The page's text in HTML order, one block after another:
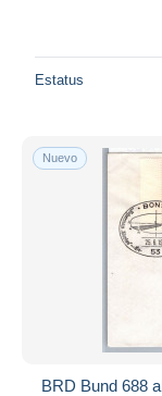
Estatus
Nuevo
BRD Bund 688